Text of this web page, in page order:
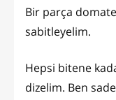
Bir parça
sabitleyelim.
Hepsi bitene
dizelim. Ben